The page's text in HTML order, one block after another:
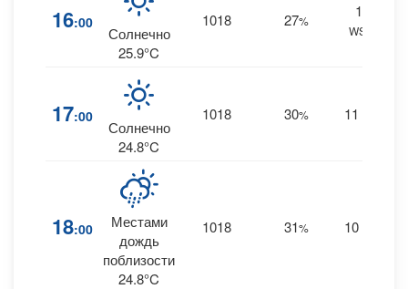
16:00
Солнечно
25.9°C
1018 27%
15
WSW
17:00
Солнечно
24.8°C
1018 30% 11
18:00
Местами
дождь
поблизости
24.8°C
1018 31% 10